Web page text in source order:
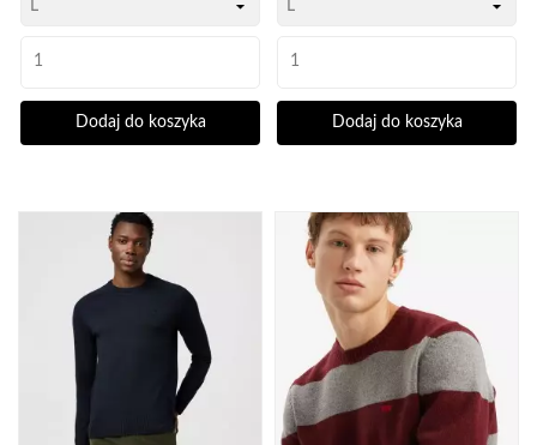
Dodaj do koszyka Dodaj do koszyka